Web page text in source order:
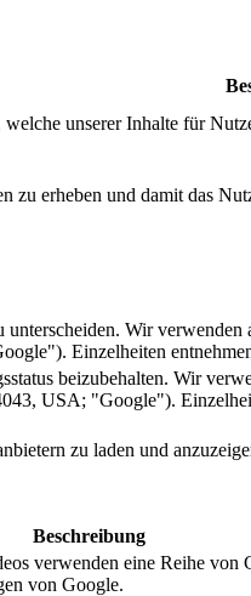
unserer Inhalte für
zu erheben und damit das
Wir
Einzelheiten
beizubehalten. Wir
USA; "Google").
zu laden und
Beschreibung
verwenden eine Reihe
von Google.